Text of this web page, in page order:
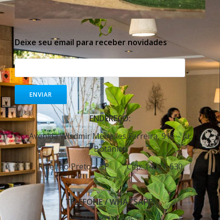
Deixe seu email para receber novidades
ENDEREÇO:
Avenida Wladmir Meirelles Ferreira, 916 Jd.
Botânico
Ribeirão Preto – SP Cep: 14021-630
TELEFONE / WHATSAPP: